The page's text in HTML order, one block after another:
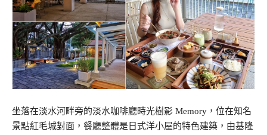
坐落在淡水河畔旁的淡水咖啡廳時光樹影 Memory，位在知名
景點紅毛城對面，餐廳整體是日式洋小屋的特色建築，由基隆